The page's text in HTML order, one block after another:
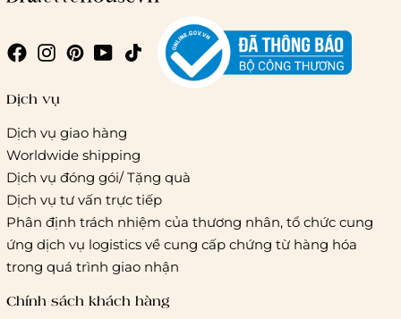
Giao hàng trong ngày (hoả tốc)
Giao hàng tiêu chuẩn:
Hồ Chí Minh:
Áp dụng theo bảng giá cước của ĐVVC
Vietelpost/ Giaohangtietkiem và 1 số đối tác vận chuyển
Hà Nội và các tỉnh thành khác:
Áp dụng theo bảng giá
cước của ĐVVC Vietelpost/ Giaohangtietkiem... và 1 số đối
tác vận chuyển khác
Dịch vụ
Dịch vụ giao hàng
Worldwide shipping
Dịch vụ đóng gói/ Tặng quà
Dịch vụ tư vấn trực tiếp
Phân định trách nhiệm của thương nhân, tổ chức cung
ứng dịch vụ logistics về cung cấp chứng từ hàng hóa
trong quá trình giao nhận
Chính sách khách hàng